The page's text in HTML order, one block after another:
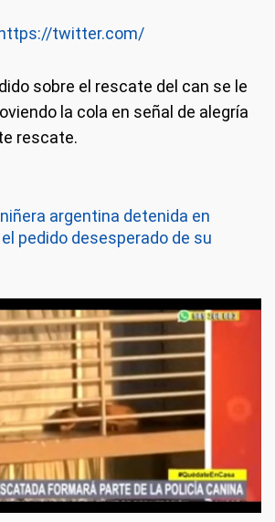
twitter.com/
sobre el rescate del can se le
la cola en señal de alegría
rescate.
argentina detenida en
pedido desesperado de su